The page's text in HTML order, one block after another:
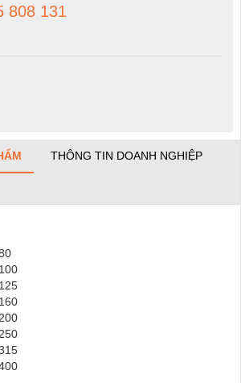
808 131
THÔNG TIN DOANH NGHIỆP
160
200